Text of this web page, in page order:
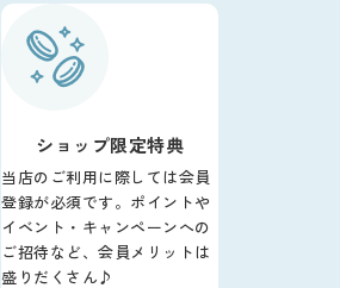
ショップ限定特典
当店のご利用に際しては会員
登録が必須です。ポイントや
イベント・キャンペーンへの
ご招待など、会員メリットは
盛りだくさん♪